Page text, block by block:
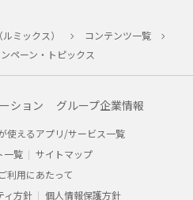
ミックス）
コンテンツ一覧
ペーン・トピックス
ション グループ企業情報
使えるアプリ/サービス一覧
一覧
サイトマップ
利用にあたって
ィ方針
個人情報保護方針